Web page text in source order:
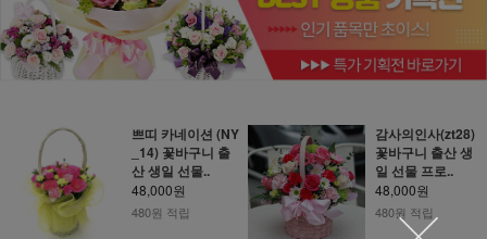
쁘띠 카네이션 (NY
_14) 꽃바구니 출
산 생일 선물..
48,000원
480원 적립
감사의인사(zt28)
꽃바구니 출산 생
일 선물 프로..
48,000원
480원 적립